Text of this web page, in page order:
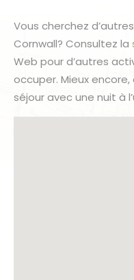
Vous cherchez
Cornwall? Consultez la
Web pour d’autres
occuper. Mieux
séjour avec une nuit à